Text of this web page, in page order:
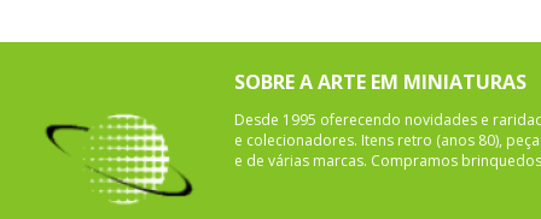
SOBRE A ARTE EM MINIATURAS
Desde 1995 oferecendo novidades e
e colecionadores. Itens retro (anos 80),
e de várias marcas. Compramos